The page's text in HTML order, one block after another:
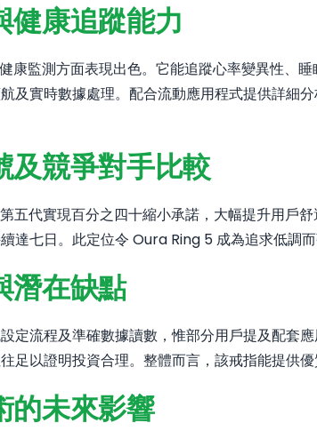
健康追蹤能力
康監測方面表現出色。它能追蹤心率變異性、
及實時數據處理。配合流動應用程式提供詳細
及競爭對手比較
五代實現百分之四十縮小承諾，大幅提升用戶
達七日。此定位令 Oura Ring 5 成為追求低調而
潛在缺點
定流程及準確數據讀數，惟部分用戶提及配套
足以證明投資合理。整體而言，該戒指能提供優
的未來影響